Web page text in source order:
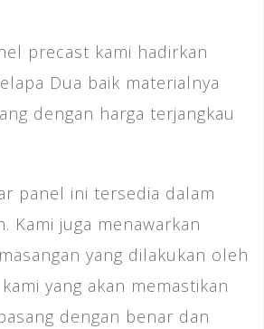
precast kami hadirkan
Dua baik materialnya
dengan harga terjangkau
panel ini tersedia dalam
Kami juga menawarkan
yang dilakukan oleh
yang akan memastikan
dengan benar dan